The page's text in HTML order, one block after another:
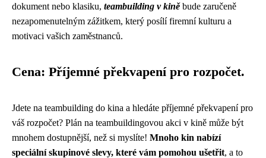
dokument nebo klasiku, teambuilding v kiněbude zaručeně
nezapomenutelným zážitkem, který posílí firemní kulturu a
motivaci vašich zaměstnanců.
Cena: Příjemné překvapení pro rozpočet.
Jdete na teambuilding do kina a hledáte příjemné překvapení pro
váš rozpočet? Plán na teambuildingovou akci v kině může být
mnohem dostupnější, než si myslíte! Mnoho kin nabízí
speciální skupinové slevy, které vám pomohou ušetřit, a to